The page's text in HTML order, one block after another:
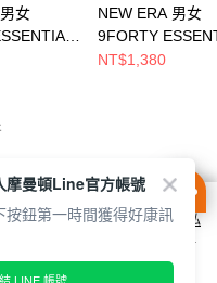
女
紐約洋基
NEW ERA 男女
9FORTY
MLB BASIC 紐約
NT$1,380
方式之詳情，及若您不希
設定，請參閱本網站「
隱私
表示您同意本公司得按本網站使
摩曼頓Line官方帳號
按鈕第一時間獲得好康訊
LINE 帳號